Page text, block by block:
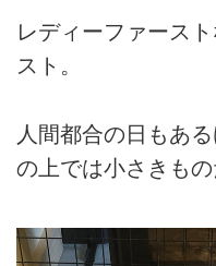
レディーファース
スト。
人間都合の日もあ
の上では小さきもの